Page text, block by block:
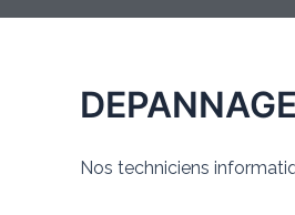
Nos techniciens